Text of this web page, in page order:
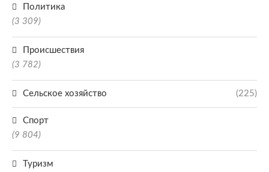
Политика
(3 309)
Происшествия
(3 782)
Сельское хозяйство (225)
Спорт
(9 804)
Туризм